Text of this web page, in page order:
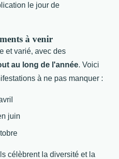
le jour de
à venir
et varié, avec des
au long de l'année. Voici
à ne pas manquer :
juin
célèbrent la diversité et la